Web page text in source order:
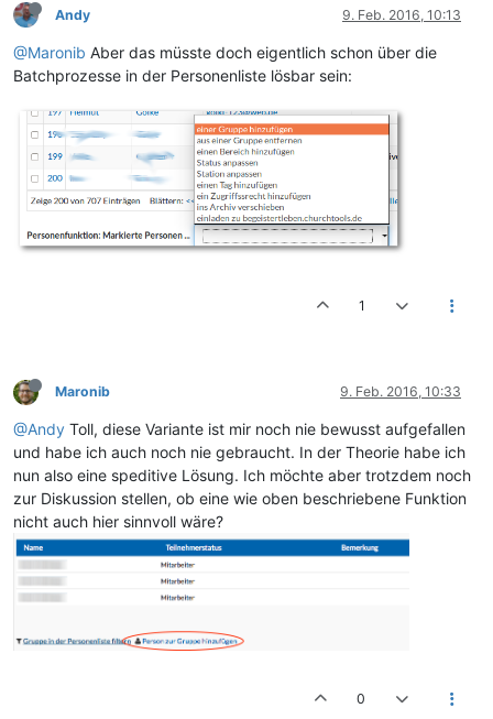
Andy 9. Feb. 2016, 10:13
@Maronib Aber das müsste doch eigentlich schon über die
Batchprozesse in der Personenliste lösbar sein:
1
Maronib 9. Feb. 2016, 10:33
@Andy Toll, diese Variante ist mir noch nie bewusst aufgefallen
und habe ich auch noch nie gebraucht. In der Theorie habe ich
nun also eine speditive Lösung. Ich möchte aber trotzdem noch
zur Diskussion stellen, ob eine wie oben beschriebene Funktion
nicht auch hier sinnvoll wäre?
0